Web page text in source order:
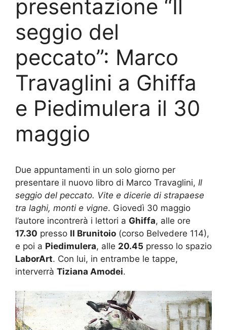
presentazione “Il
seggio del
peccato”: Marco
Travaglini a Ghiffa
e Piedimulera il 30
maggio
Due appuntamenti in un solo giorno per
presentare il nuovo libro di Marco Travaglini, Il
seggio del peccato. Vite e dicerie di strapaese
tra laghi, monti e vigne. Giovedì 30 maggio
l’autore incontrerà i lettori a Ghiffa, alle ore
17.30 presso Il Brunitoio (corso Belvedere 114),
e poi a Piedimulera, alle 20.45 presso lo spazio
LaborArt. Con lui, in entrambe le tappe,
interverrà Tiziana Amodei.